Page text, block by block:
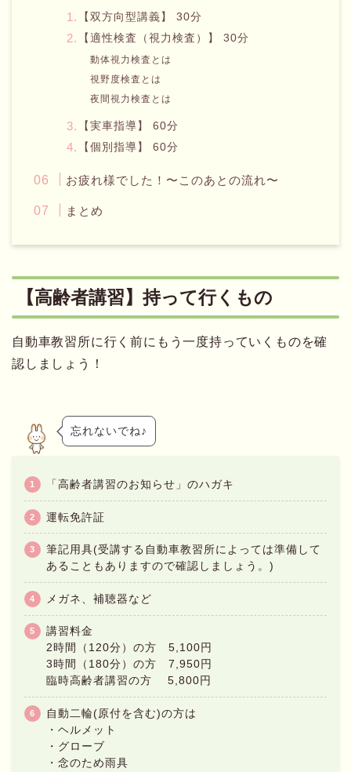
【双方向型講義】 30分
【適性検査（視力検査）】 30分
動体視力検査とは
視野度検査とは
夜間視力検査とは
【実車指導】 60分
【個別指導】 60分
お疲れ様でした！〜このあとの流れ〜
まとめ
【高齢者講習】持って行くもの
自動車教習所に行く前にもう一度持っていくものを確
認しましょう！
忘れないでね♪
「高齢者講習のお知らせ」のハガキ
運転免許証
筆記用具(受講する自動車教習所によっては準備して
あることもありますので確認しましょう。)
メガネ、補聴器など
講習料金
2時間（120分）の方 5,100円
3時間（180分）の方 7,950円
臨時高齢者講習の方 5,800円
自動二輪(原付を含む)の方は
・ヘルメット
・グローブ
・念のため雨具